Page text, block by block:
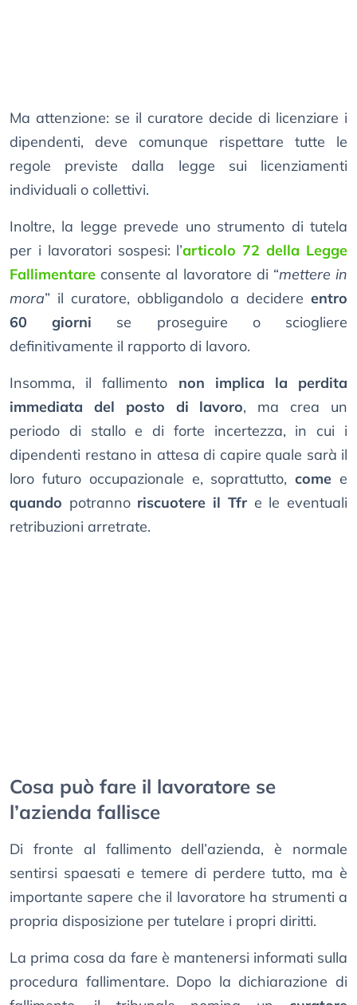
Ma attenzione: se il curatore decide di licenziare i
dipendenti, deve comunque rispettare tutte le
regole previste dalla legge sui licenziamenti
individuali o collettivi.
Inoltre, la legge prevede uno strumento di tutela
per i lavoratori sospesi: l’articolo 72 della Legge
Fallimentare consente al lavoratore di “mettere in
mora” il curatore, obbligandolo a decidere entro
60 giorni se proseguire o sciogliere
definitivamente il rapporto di lavoro.
Insomma, il fallimento non implica la perdita
immediata del posto di lavoro, ma crea un
periodo di stallo e di forte incertezza, in cui i
dipendenti restano in attesa di capire quale sarà il
loro futuro occupazionale e, soprattutto,come e
quando potranno riscuotere il Tfre le eventuali
retribuzioni arretrate.
Cosa può fare il lavoratore se
l’azienda fallisce
Di fronte al fallimento dell’azienda, è normale
sentirsi spaesati e temere di perdere tutto, ma è
importante sapere che il lavoratore ha strumenti a
propria disposizione per tutelare i propri diritti.
La prima cosa da fare è mantenersi informati sulla
procedura fallimentare. Dopo la dichiarazione di